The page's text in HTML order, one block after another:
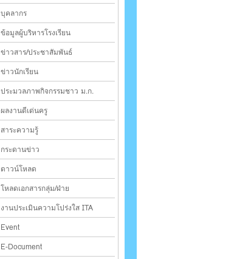
บุคลากร
ข้อมูลผู้บริหารโรงเรียน
ข่าวสาร/ประชาสัมพันธ์
ข่าวนักเรียน
ประมวลภาพกิจกรรมชาว ม.ก.
ผลงานดีเด่นครู
สาระความรู้
กระดานข่าว
ดาวน์โหลด
โหลดเอกสารกลุ่ม/ฝ่าย
งานประเมินความโปร่งใส ITA
Event
E-Document